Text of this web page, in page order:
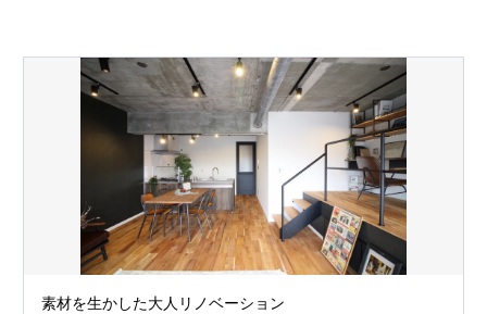
素材を生かした大人リノベーション